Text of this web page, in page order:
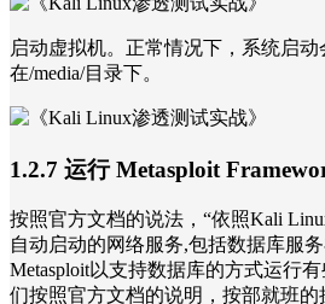
启动虚拟机。正常情况下，系统启动
在/media/目录下。
1.2.7 运行 Metasploit
按照官方文档的说法，“依照Kali
自动启动的网络服务,包括数据库服
Metasploit以支持数据库的方式运行
们按照官方文档的说明，按部就班的